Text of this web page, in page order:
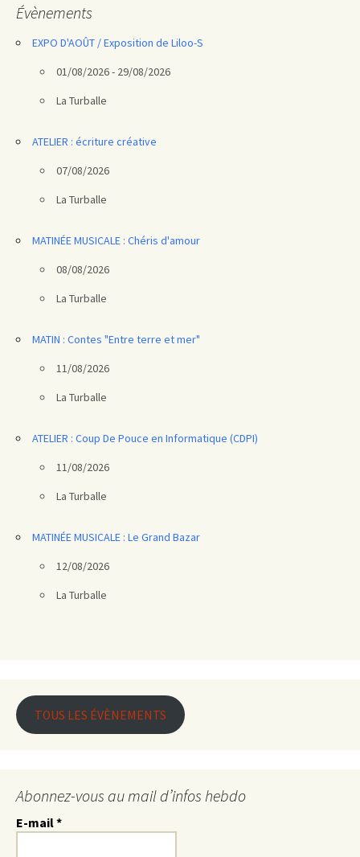
Évènements
EXPO D'AOÛT / Exposition de Liloo-S
01/08/2026 - 29/08/2026
La Turballe
ATELIER : écriture créative
07/08/2026
La Turballe
MATINÉE MUSICALE : Chéris d'amour
08/08/2026
La Turballe
MATIN : Contes "Entre terre et mer"
11/08/2026
La Turballe
ATELIER : Coup De Pouce en Informatique (CDPI)
11/08/2026
La Turballe
MATINÉE MUSICALE : Le Grand Bazar
12/08/2026
La Turballe
TOUS LES ÉVÈNEMENTS
Abonnez-vous au mail d’infos hebdo
E-mail*